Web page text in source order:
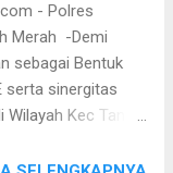
dapat
TNI dan Polisi
Ujar Kapolres
Putra, S.I.K,
- Polres
Merah -Demi
sebagai Bentuk
serta sinergitas
Wilayah Kec Tanah
di Beberapa